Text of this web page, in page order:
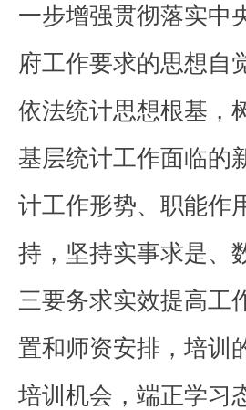
一步增强贯彻落实中
府工作要求的思想自
依法统计思想根基，
基层统计工作面临的
计工作形势、职能作
持，坚持实事求是、
三要务求实效提高工
置和师资安排，培训
培训机会，端正学习